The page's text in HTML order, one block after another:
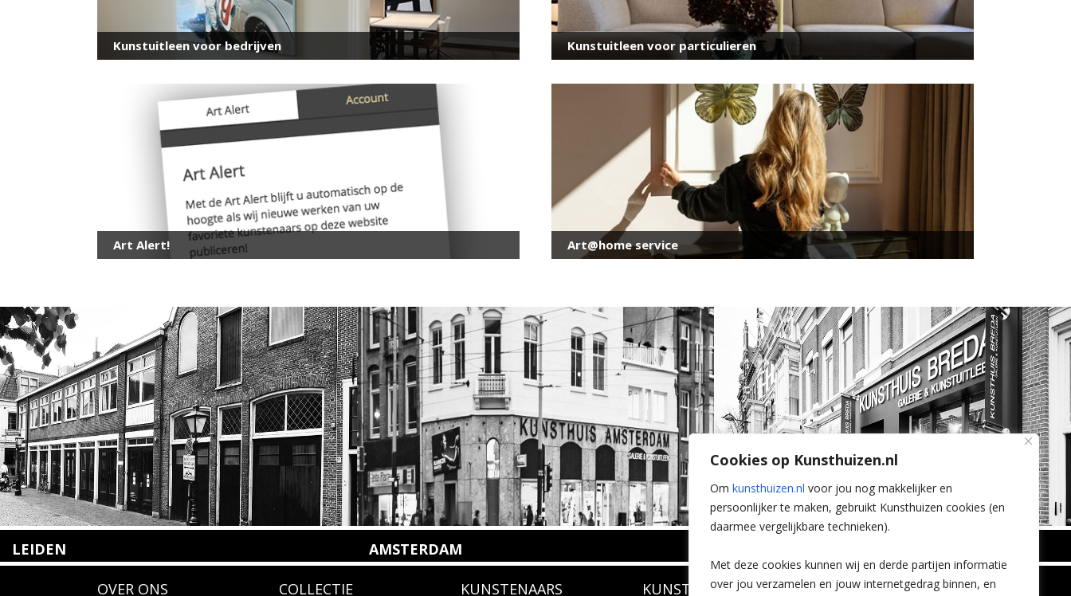
Cookies op Kunsthuizen.nl
Om kunsthuizen.nl voor jou nog makkelijker en
persoonlijker te maken, gebruikt Kunsthuizen cookies (en
daarmee vergelijkbare technieken).
Met deze cookies kunnen wij en derde partijen informatie
over jou verzamelen en jouw internetgedrag binnen, en
Kunstuitleen voor bedrijven Kunstuitleen voor particulieren
Art Alert! Art@home service
LEIDEN AMSTERDAM
1075 VX Amsterdam
Wilhelminastraat 11
4818 SB Breda
OVER ONS COLLECTIE KUNSTENAARS KUNSTUITLEEN CONTACT